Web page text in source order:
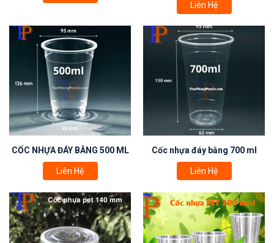
Liên Hệ
CỐC NHỰA ĐÁY BẰNG 500 ML
Liên Hệ
Cốc nhựa đáy bằng 700 ml
Liên Hệ